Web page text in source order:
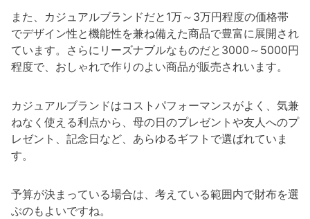
また、カジュアルブランドだと1万～3万円程度の価格帯
でデザイン性と機能性を兼ね備えた商品で豊富に展開され
ています。さらにリーズナブルなものだと3000～5000円
程度で、おしゃれで作りのよい商品が販売されいます。
カジュアルブランドはコストパフォーマンスがよく、気兼
ねなく使える利点から、母の日のプレゼントや友人へのプ
レゼント、記念日など、あらゆるギフトで選ばれていま
す。
予算が決まっている場合は、考えている範囲内で財布を選
ぶのもよいですね。